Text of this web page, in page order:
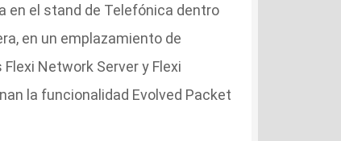
en el stand de Telefónica dentro
en un emplazamiento de
Network Server y Flexi
la funcionalidad Evolved Packet